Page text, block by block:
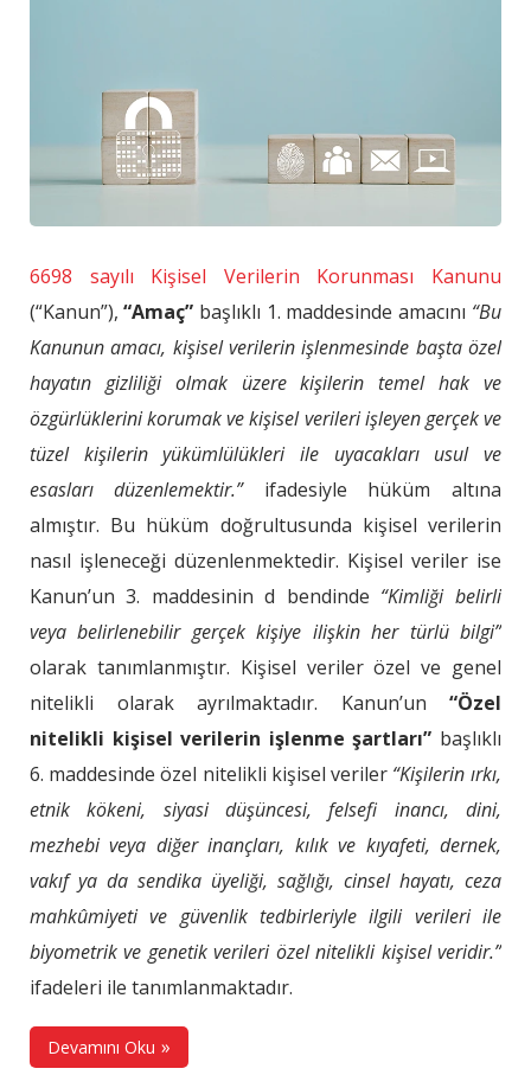
6698 sayılı Kişisel Verilerin Korunması Kanunu
(“Kanun”), “Amaç” başlıklı 1. maddesinde amacını “Bu
Kanunun amacı, kişisel verilerin işlenmesinde başta özel
hayatın gizliliği olmak üzere kişilerin temel hak ve
özgürlüklerini korumak ve kişisel verileri işleyen gerçek ve
tüzel kişilerin yükümlülükleri ile uyacakları usul ve
esasları düzenlemektir.”ifadesiyle hüküm altına
almıştır. Bu hüküm doğrultusunda kişisel verilerin
nasıl işleneceği düzenlenmektedir. Kişisel veriler ise
Kanun’un 3. maddesinin d bendinde “Kimliği belirli
veya belirlenebilir gerçek kişiye ilişkin her türlü bilgi”
olarak tanımlanmıştır. Kişisel veriler özel ve genel
nitelikli olarak ayrılmaktadır. Kanun’un “Özel
nitelikli kişisel verilerin işlenme şartları” başlıklı
6. maddesinde özel nitelikli kişisel veriler “Kişilerin ırkı,
etnik kökeni, siyasi düşüncesi, felsefi inancı, dini,
mezhebi veya diğer inançları, kılık ve kıyafeti, dernek,
vakıf ya da sendika üyeliği, sağlığı, cinsel hayatı, ceza
mahkûmiyeti ve güvenlik tedbirleriyle ilgili verileri ile
biyometrik ve genetik verileri özel nitelikli kişisel veridir.”
ifadeleri ile tanımlanmaktadır.
Devamını Oku